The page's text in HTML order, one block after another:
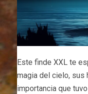
Este finde XXL te
magia del cielo, sus
importancia que